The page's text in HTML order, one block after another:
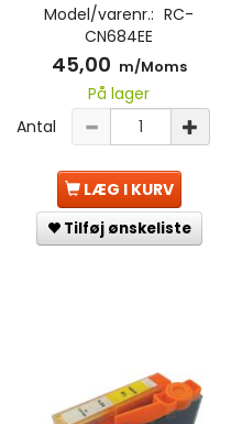
Model/varenr.: RC-
CN684EE
45,00 m/Moms
På lager
Antal
LÆG I KURV
Tilføj ønskeliste